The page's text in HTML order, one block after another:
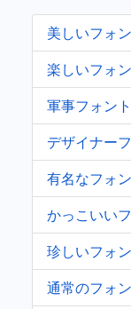
美しいフォ
楽しいフォ
軍事フォント
デザイナー
有名なフォ
かっこいい
珍しいフォ
通常のフォ